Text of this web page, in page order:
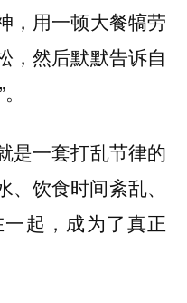
，用一顿大餐犒劳
，然后默默告诉自
是一套打乱节律的
饮食时间紊乱、
起，成为了真正